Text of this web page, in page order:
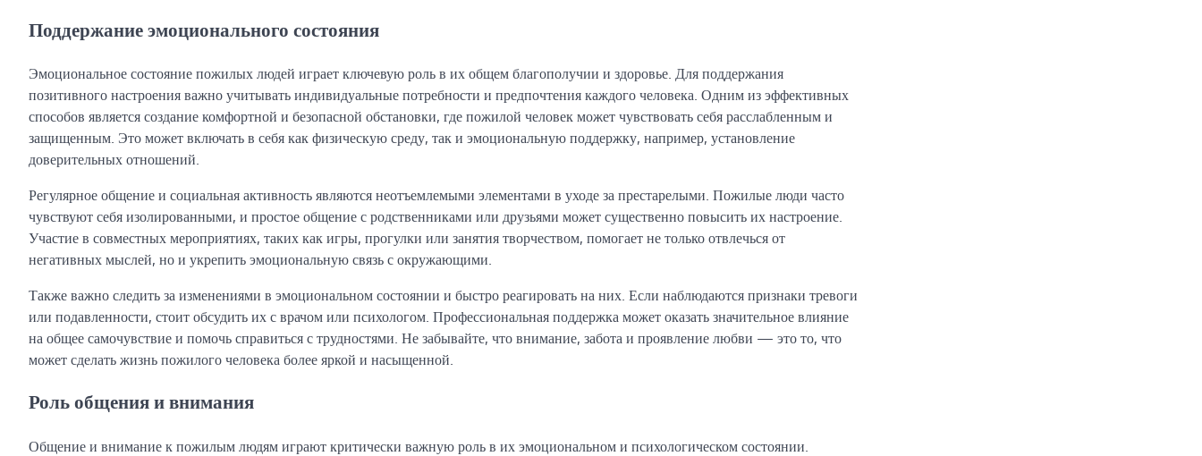
Поддержание эмоционального состояния
Эмоциональное состояние пожилых людей играет ключевую роль в их общем благополучии и здоровье. Для поддержания
позитивного настроения важно учитывать индивидуальные потребности и предпочтения каждого человека. Одним из эффективных
способов является создание комфортной и безопасной обстановки, где пожилой человек может чувствовать себя расслабленным и
защищенным. Это может включать в себя как физическую среду, так и эмоциональную поддержку, например, установление
доверительных отношений.
Регулярное общение и социальная активность являются неотъемлемыми элементами в уходе за престарелыми. Пожилые люди часто
чувствуют себя изолированными, и простое общение с родственниками или друзьями может существенно повысить их настроение.
Участие в совместных мероприятиях, таких как игры, прогулки или занятия творчеством, помогает не только отвлечься от
негативных мыслей, но и укрепить эмоциональную связь с окружающими.
Также важно следить за изменениями в эмоциональном состоянии и быстро реагировать на них. Если наблюдаются признаки тревоги
или подавленности, стоит обсудить их с врачом или психологом. Профессиональная поддержка может оказать значительное влияние
на общее самочувствие и помочь справиться с трудностями. Не забывайте, что внимание, забота и проявление любви — это то, что
может сделать жизнь пожилого человека более яркой и насыщенной.
Роль общения и внимания
Общение и внимание к пожилым людям играют критически важную роль в их эмоциональном и психологическом состоянии.